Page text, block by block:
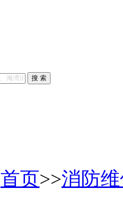
搜 索
首页>>消防